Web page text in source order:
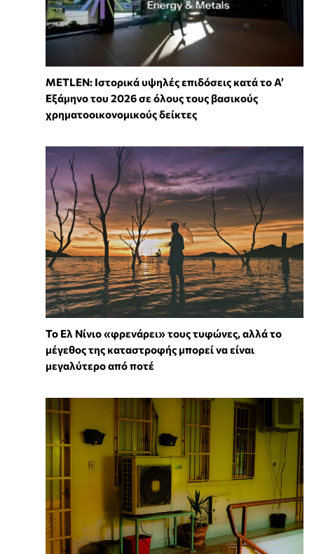
METLEN: Ιστορικά υψηλές επιδόσεις κατά το Α’
Εξάμηνο του 2026 σε όλους τους βασικούς
χρηματοοικονομικούς δείκτες
Το Ελ Νίνιο «φρενάρει» τους τυφώνες, αλλά το
μέγεθος της καταστροφής μπορεί να είναι
μεγαλύτερο από ποτέ